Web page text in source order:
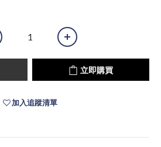
立即購買
加入追蹤清單